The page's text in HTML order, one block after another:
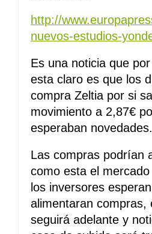
http://
nuevos-estudios-
Es una noticia que
esta claro es que los
compra Zeltia por si
movimiento a 2,87€
esperaban novedades.
Las compras podrían
como esta el
los inversores
alimentaran compras,
seguirá adelante y